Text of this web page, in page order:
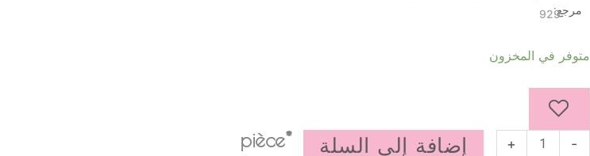
مرجع:929
متوفر في المخزون
-
كمية
+
*pièce إضافة إلى السلة